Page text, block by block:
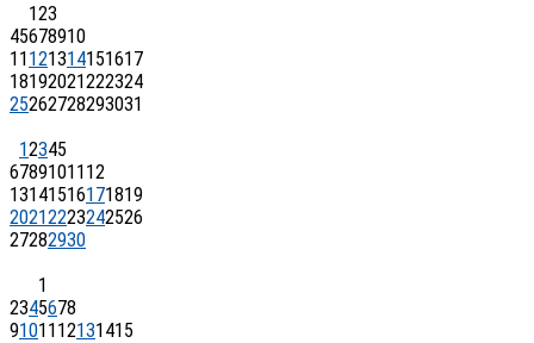
123
45678910
11121314151617
18192021222324
25262728293031
12345
6789101112
13141516171819
20212223242526
27282930
1
2345678
9101112131415